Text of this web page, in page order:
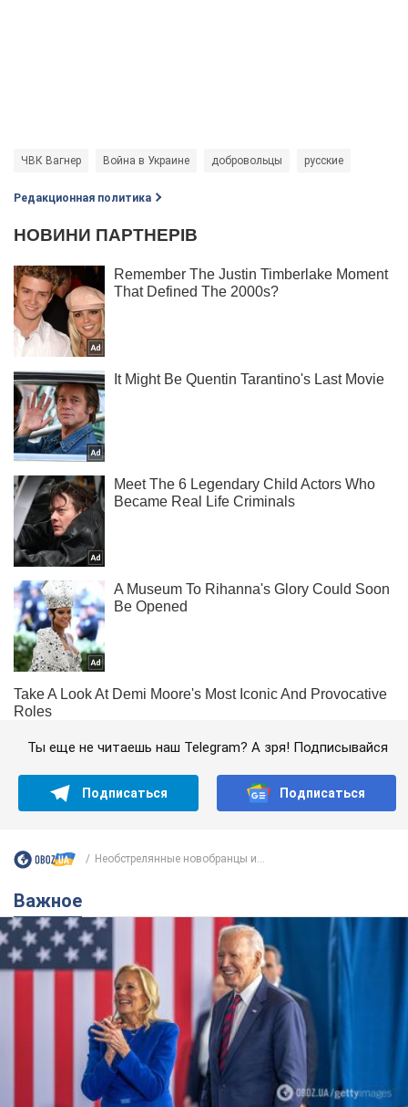
ЧВК Вагнер Война в Украине добровольцы русские
Редакционная политика
Ты еще не читаешь наш Telegram? А зря! Подписывайся
Подписаться Подписаться
Необстрелянные новобранцы и...
Важное